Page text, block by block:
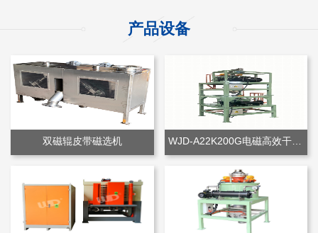
产品设备
双磁辊皮带磁选机 WJD-A22K200G电磁高效干粉除铁机